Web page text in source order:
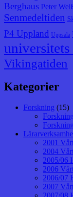
Berghaus Peter
Senmedeltiden
P4 Uppland Uppsala
Vikingatiden
Kategorier
Forskning (15)
2001
2004
2005/06
2006
2006/07
2007